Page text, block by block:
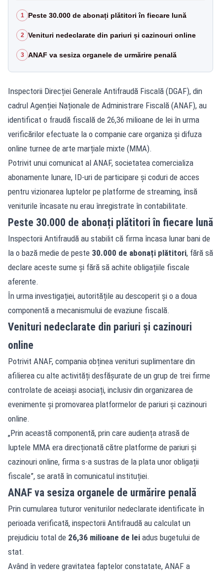
1 Peste 30.000 de abonați plătitori în fiecare lună
2 Venituri nedeclarate din pariuri și cazinouri online
3 ANAF va sesiza organele de urmărire penală
Inspectorii Direcției Generale Antifraudă Fiscală (DGAF), din
cadrul Agenției Naționale de Administrare Fiscală (ANAF), au
identificat o fraudă fiscală de 26,36 milioane de lei în urma
verificărilor efectuate la o companie care organiza și difuza
online turnee de arte marțiale mixte (MMA).
Potrivit unui comunicat al ANAF, societatea comercializa
abonamente lunare, ID-uri de participare și coduri de acces
pentru vizionarea luptelor pe platforme de streaming, însă
veniturile încasate nu erau înregistrate în contabilitate.
Peste 30.000 de abonați plătitori în fiecare lună
Inspectorii Antifraudă au stabilit că firma încasa lunar bani de
la o bază medie de peste 30.000 de abonați plătitori, fără să
declare aceste sume și fără să achite obligațiile fiscale
aferente.
În urma investigației, autoritățile au descoperit și o a doua
componentă a mecanismului de evaziune fiscală.
Venituri nedeclarate din pariuri și cazinouri
online
Potrivit ANAF, compania obținea venituri suplimentare din
afilierea cu alte activități desfășurate de un grup de trei firme
controlate de aceiași asociați, inclusiv din organizarea de
evenimente și promovarea platformelor de pariuri și cazinouri
online.
„Prin această componentă, prin care audiența atrasă de
luptele MMA era direcționată către platforme de pariuri și
cazinouri online, firma s-a sustras de la plata unor obligații
fiscale”, se arată în comunicatul instituției.
ANAF va sesiza organele de urmărire penală
Prin cumularea tuturor veniturilor nedeclarate identificate în
perioada verificată, inspectorii Antifraudă au calculat un
prejudiciu total de 26,36 milioane de lei adus bugetului de
stat.
Având în vedere gravitatea faptelor constatate, ANAF a